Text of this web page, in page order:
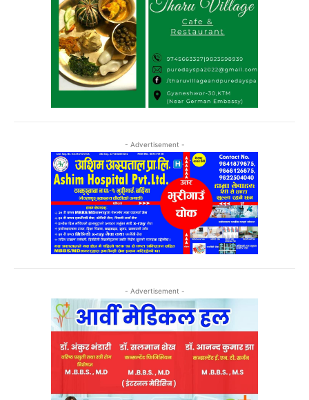
- Advertisement -
- Advertisement -